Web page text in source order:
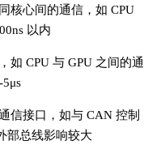
核心间的通信，如 CPU
以内
如 CPU 与 GPU 之间的通
信接口，如与 CAN 控制
部总线影响较大